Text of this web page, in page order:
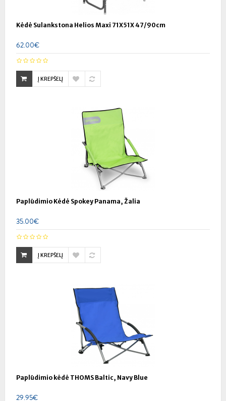
Kėdė Sulankstona Helios Maxi 71X51X 47/90cm
62.00€
Į KREPŠELĮ
Paplūdimio Kėdė Spokey Panama, Žalia
35.00€
Į KREPŠELĮ
Paplūdimio kėdė THOMS Baltic, Navy Blue
29.95€